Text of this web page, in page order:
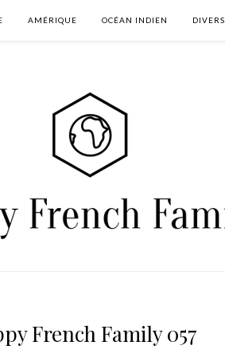
AMÉRIQUE OCÉAN INDIEN DIVERS
French Family 057